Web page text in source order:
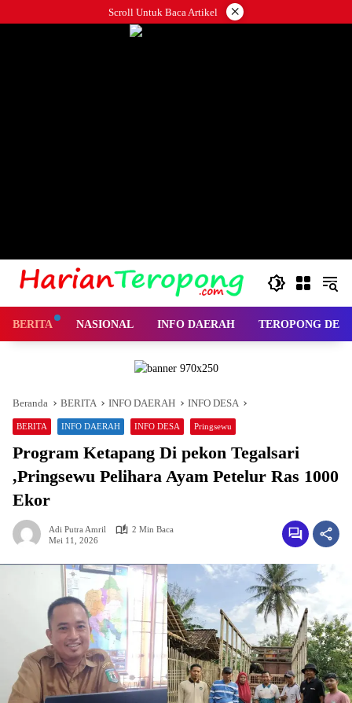
ke
Scroll Untuk Baca Artikel ×
BERITA NASIONAL INFO DAERAH TEROPONG
Beranda BERITA INFO DAERAH INFO DESA
BERITA INFO DAERAH INFO DESA Pringsewu
Program Ketapang Di pekon Tegalsari
,Pringsewu Pelihara Ayam Petelur Ras 1000
Ekor
Adi Putra Amril
2 Min Baca
Mei 11, 2026